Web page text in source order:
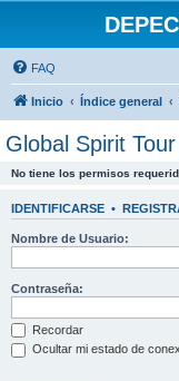
FAQ
Inicio Índice general
Global Spirit
No tiene los permisos
IDENTIFICARSE •
Nombre de Usuario:
Contraseña:
Recordar
Ocultar mi estado de